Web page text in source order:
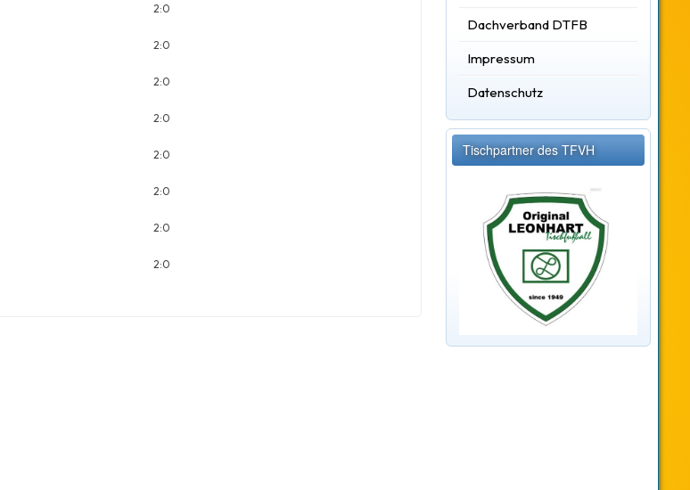
2:0
2:0
2:0
2:0
2:0
2:0
2:0
2:0
Dachverband DTFB
Impressum
Datenschutz
Tischpartner des TFVH